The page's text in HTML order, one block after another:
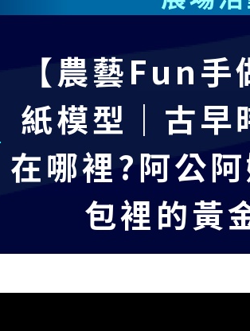
【農藝Fun
紙模型｜古早
在哪裡?阿公
包裡的黃